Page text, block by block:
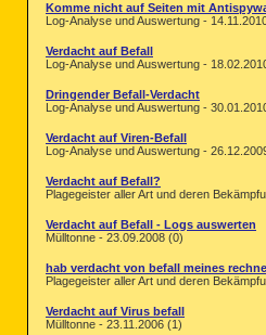
Komme nicht auf Seiten mit
Log-Analyse und Auswertung -
Verdacht auf Befall
Log-Analyse und Auswertung -
Dringender Befall-Verdacht
Log-Analyse und Auswertung -
Verdacht auf Viren-Befall
Log-Analyse und Auswertung -
Verdacht auf Befall?
Plagegeister aller Art und deren
Verdacht auf Befall - Logs auswerten
Mülltonne - 23.09.2008 (0)
hab verdacht von befall meines
Plagegeister aller Art und deren
Verdacht auf Virus befall
Mülltonne - 23.11.2006 (1)